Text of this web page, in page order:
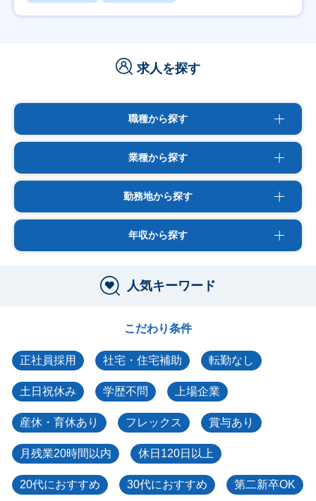
求人を探す
職種から探す
業種から探す
勤務地から探す
年収から探す
人気キーワード
こだわり条件
正社員採用 社宅・住宅補助 転勤なし
土日祝休み 学歴不問 上場企業
産休・育休あり フレックス 賞与あり
月残業20時間以内 休日120日以上
20代におすすめ 30代におすすめ 第二新卒OK